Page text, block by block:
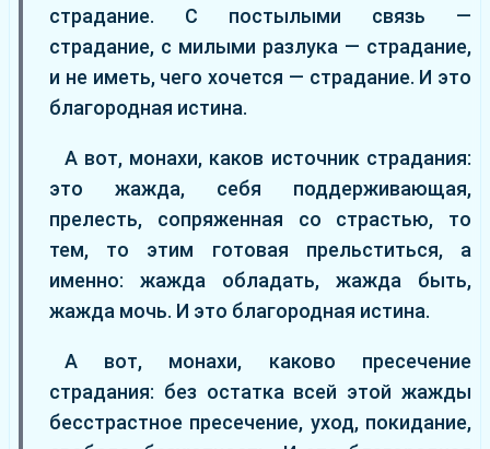
страдание. С постылыми связь —
страдание, с милыми разлука — страдание,
и не иметь, чего хочется — страдание. И это
благородная истина.
А вот, монахи, каков источник страдания:
это жажда, себя поддерживающая,
прелесть, сопряженная со страстью, то
тем, то этим готовая прельститься, а
именно: жажда обладать, жажда быть,
жажда мочь. И это благородная истина.
А вот, монахи, каково пресечение
страдания: без остатка всей этой жажды
бесстрастное пресечение, уход, покидание,